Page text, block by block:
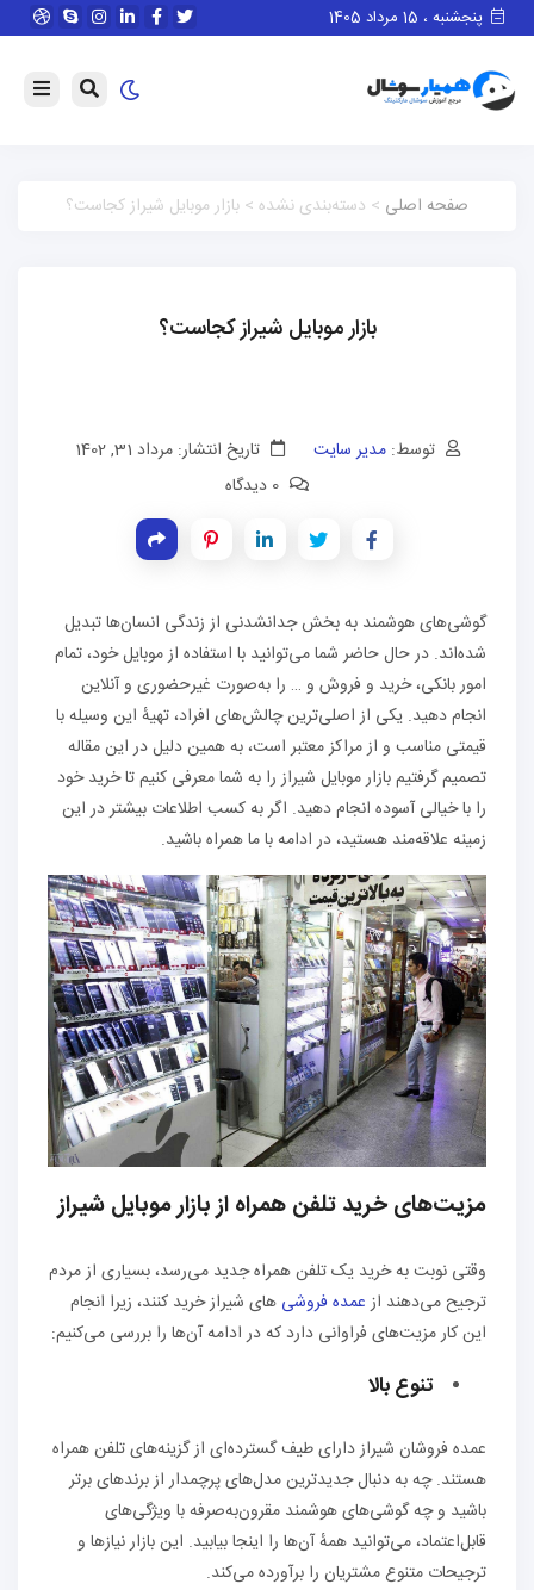
پنجشنبه ، 15 مرداد 1405
صفحه اصلی > دسته‌بندی نشده > بازار موبایل شیراز کجاست؟
بازار موبایل شیراز کجاست؟
توسط:مدیر سایت
تاریخ انتشار: مرداد 31, 1402
گوشی‌های هوشمند به بخش جدانشدنی از زندگی انسان‌ها تبدیل
شده‌اند. در حال حاضر شما می‌توانید با استفاده از موبایل خود، تمام
امور بانکی، خرید و فروش و … را به‌صورت غیرحضوری و آنلاین
انجام دهید. یکی از اصلی‌ترین چالش‌های افراد، تهیهٔ این وسیله با
قیمتی مناسب و از مراکز معتبر است، به همین دلیل در این مقاله
تصمیم گرفتیم بازار موبایل شیراز را به شما معرفی کنیم تا خرید خود
را با خیالی آسوده انجام دهید. اگر به کسب اطلاعات بیشتر در این
زمینه علاقه‌مند هستید، در ادامه با ما همراه باشید.
مزیت‌های خرید تلفن همراه از بازار موبایل شیراز
وقتی نوبت به خرید یک تلفن همراه جدید می‌رسد، بسیاری از مردم
ترجیح می‌دهند ازعمده فروشی های شیراز خرید کنند، زیرا انجام
این کار مزیت‌های فراوانی دارد که در ادامه آن‌ها را بررسی می‌کنیم:
تنوع بالا
عمده فروشان شیراز دارای طیف گسترده‌ای از گزینه‌های تلفن همراه
هستند. چه به دنبال جدیدترین مدل‌های پرچمدار از برندهای برتر
باشید و چه گوشی‌های هوشمند مقرون‌به‌صرفه با ویژگی‌های
قابل‌اعتماد، می‌توانید همهٔ آن‌ها را اینجا بیابید. این بازار نیازها و
ترجیحات متنوع مشتریان را برآورده می‌کند.